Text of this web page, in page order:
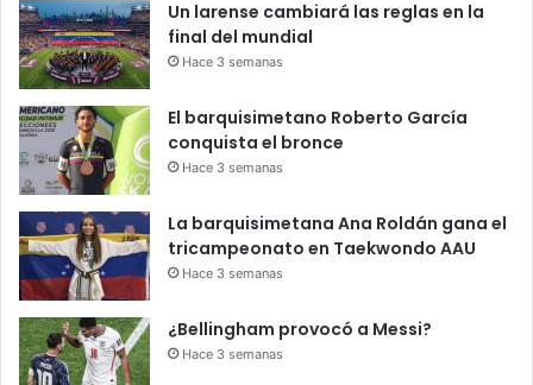
Un larense cambiará las reglas en la
final del mundial
Hace 3 semanas
El barquisimetano Roberto García
conquista el bronce
Hace 3 semanas
La barquisimetana Ana Roldán gana el
tricampeonato en Taekwondo AAU
Hace 3 semanas
¿Bellingham provocó a Messi?
Hace 3 semanas